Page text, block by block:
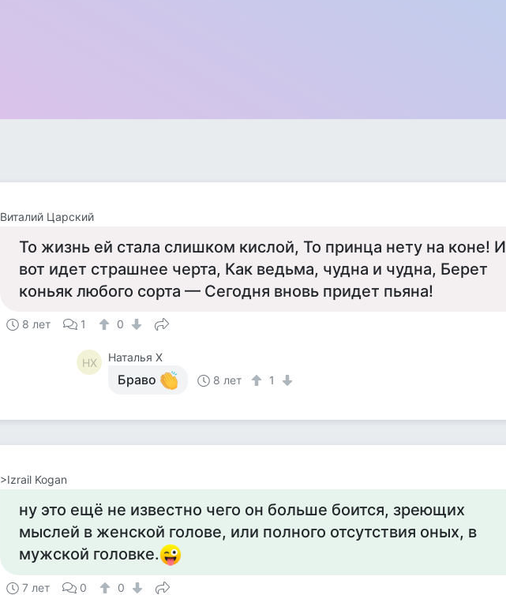
Виталий Царский
То жизнь ей стала слишком кислой, То принца нету на коне! И
вот идет страшнее черта, Как ведьма, чудна и чудна, Берет
коньяк любого сорта — Сегодня вновь придет пьяна!
8 лет 1 0
НХ Наталья Х
Браво 8 лет 1
>Izrail Kogan
ну это ещё не известно чего он больше боится, зреющих
мыслей в женской голове, или полного отсутствия оных, в
мужской головке.
7 лет 0 0